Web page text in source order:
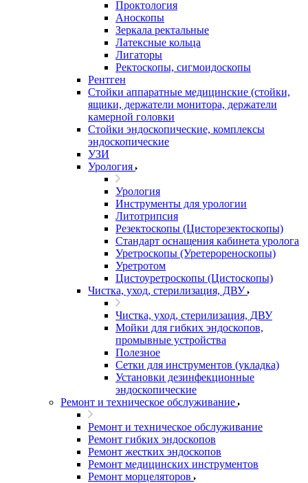
Проктология
Аноскопы
Зеркала ректальные
Латексные кольца
Лигаторы
Ректоскопы, сигмоидоскопы
Рентген
Стойки аппаратные медицинские (стойки,
ящики, держатели монитора, держатели
камерной головки
Стойки эндоскопические, комплексы
эндоскопические
УЗИ
Урология
Урология
Инструменты для урологии
Литотрипсия
Резектоскопы (Цисторезектоскопы)
Стандарт оснащения кабинета уролога
Уретроскопы (Уретерореноскопы)
Уретротом
Цистоуретроскопы (Цистоскопы)
Чистка, уход, стерилизация, ДВУ
Чистка, уход, стерилизация, ДВУ
Мойки для гибких эндоскопов,
промывные устройства
Полезное
Сетки для инструментов (укладка)
Установки дезинфекционные
эндоскопические
Ремонт и техническое обслуживание
Ремонт и техническое обслуживание
Ремонт гибких эндоскопов
Ремонт жестких эндоскопов
Ремонт медицинских инструментов
Ремонт морцеляторов